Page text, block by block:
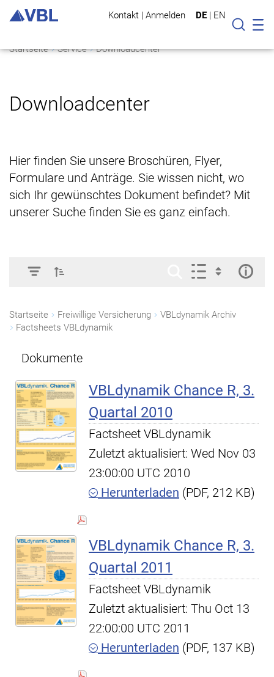
Kontakt | Anmelden DE | EN
Suche
Startseite Service Downloadcenter
Downloadcenter
Hier finden Sie unsere Broschüren, Flyer,
Formulare und Anträge. Sie wissen nicht, wo
sich Ihr gewünschtes Dokument befindet? Mit
unserer Suche finden Sie es ganz einfach.
Startseite Freiwillige Versicherung
VBLdynamik Archiv
Factsheets VBLdynamik
Dokumente
VBLdynamik Chance R, 3.
Quartal 2010
Factsheet VBLdynamik
Zuletzt aktualisiert: Wed Nov 03
23:00:00 UTC 2010
Herunterladen (PDF, 212 KB)
VBLdynamik Chance R, 3.
Quartal 2011
Factsheet VBLdynamik
Zuletzt aktualisiert: Thu Oct 13
22:00:00 UTC 2011
Herunterladen (PDF, 137 KB)